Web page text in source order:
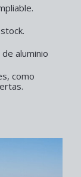
aluminio
como